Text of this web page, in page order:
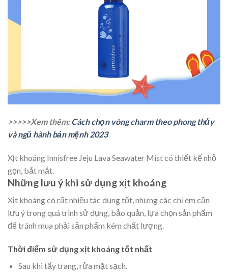
>>>>>Xem thêm:Cách chọn vòng charm theo phong thủy
và ngũ hành bản mệnh 2023
Xịt khoáng Innisfree Jeju Lava Seawater Mist có thiết kế nhỏ
gọn, bắt mắt.
Những lưu ý khi sử dụng xịt khoáng
Xịt khoáng có rất nhiều tác dụng tốt, nhưng các chị em cần
lưu ý trong quá trình sử dụng, bảo quản, lựa chọn sản phẩm
để tránh mua phải sản phẩm kém chất lượng.
Thời điểm sử dụng xịt khoáng tốt nhất
Sau khi tẩy trang, rửa mặt sạch.